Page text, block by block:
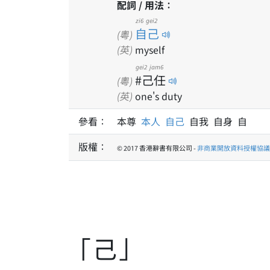
配詞 / 用法：
(粵) 自己
zi6 gei2
(英) myself
(粵) #己任
gei2 jam6
(英) one's duty
參看：
本尊 本人 自己 自我 自身 自
版權：
© 2017 香港辭書有限公司 -非商業開放資料授權協
「己」